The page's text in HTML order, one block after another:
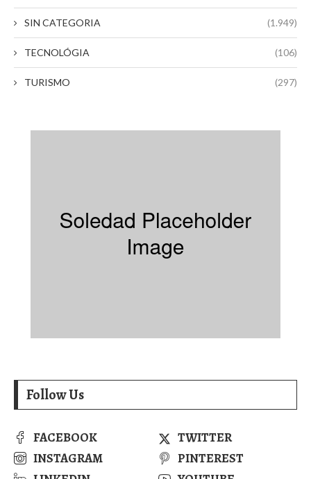
SIN CATEGORIA (1.949)
TECNOLÓGIA (106)
TURISMO (297)
Follow Us
FACEBOOK
TWITTER
INSTAGRAM
PINTEREST